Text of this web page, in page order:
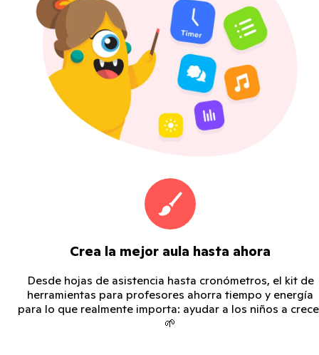
Crea la mejor aula hasta ahora
Desde hojas de asistencia hasta cronómetros, el kit de
herramientas para profesores ahorra tiempo y energía
para lo que realmente importa: ayudar a los niños a
🌱